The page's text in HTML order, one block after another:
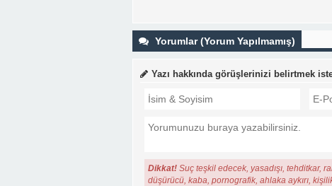
Yorumlar (Yorum Yapılmamış)
Yazı hakkında görüşlerinizi belirtmek
Dikkat! Suç teşkil edecek, yasadışı, tehditkar,
düşürücü, kaba, pornografik, ahlaka aykırı,